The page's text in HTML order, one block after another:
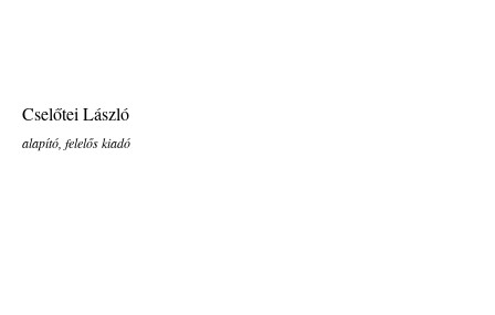
Cselőtei László
alapító, felelős kiadó